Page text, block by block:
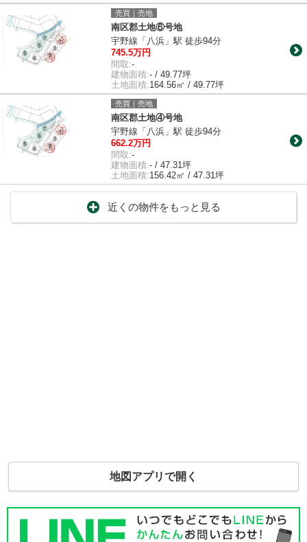
売買｜売地
南区郡土地⑥号地
宇野線「八浜」駅 徒歩94分
745.5万円
間取:-
建物面積:- / 49.77坪
土地面積:164.56㎡ / 49.77坪
売買｜売地
南区郡土地④号地
宇野線「八浜」駅 徒歩94分
662.2万円
間取:-
建物面積:- / 47.31坪
土地面積:156.42㎡ / 47.31坪
近くの物件をもっと見る
地図アプリで開く